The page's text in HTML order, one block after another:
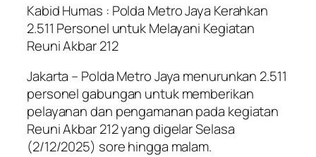
Kabid Humas : Polda Metro Jaya Kerahkan
2.511 Personel untuk Melayani Kegiatan
Reuni Akbar 212
Jakarta – Polda Metro Jaya menurunkan 2.511
personel gabungan untuk memberikan
pelayanan dan pengamanan pada kegiatan
Reuni Akbar 212 yang digelar Selasa
(2/12/2025) sore hingga malam.